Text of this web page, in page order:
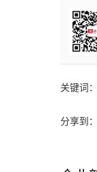
关键词：
分享到：